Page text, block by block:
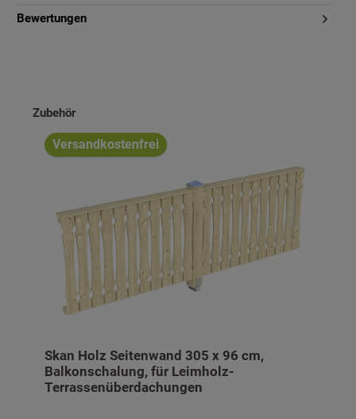
Bewertungen
Produktgalerie überspringen
Zubehör
Versandkostenfrei
Skan Holz Seitenwand 305 x 96 cm,
Balkonschalung, für Leimholz-
Terrassenüberdachungen